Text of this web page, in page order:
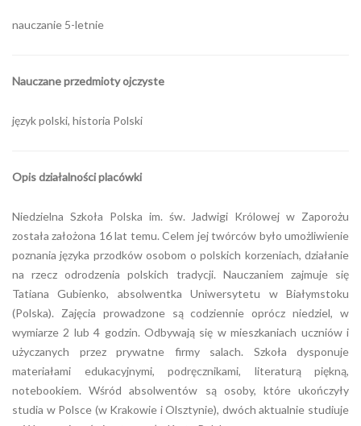
nauczanie 5-letnie
Nauczane przedmioty ojczyste
język polski, historia Polski
Opis działalności placówki
Niedzielna Szkoła Polska im. św. Jadwigi Królowej w Zaporożu
została założona 16 lat temu. Celem jej twórców było umożliwienie
poznania języka przodków osobom o polskich korzeniach, działanie
na rzecz odrodzenia polskich tradycji. Nauczaniem zajmuje się
Tatiana Gubienko, absolwentka Uniwersytetu w Białymstoku
(Polska). Zajęcia prowadzone są codziennie oprócz niedziel, w
wymiarze 2 lub 4 godzin. Odbywają się w mieszkaniach uczniów i
użyczanych przez prywatne firmy salach. Szkoła dysponuje
materiałami edukacyjnymi, podręcznikami, literaturą piękną,
notebookiem. Wśród absolwentów są osoby, które ukończyły
studia w Polsce (w Krakowie i Olsztynie), dwóch aktualnie studiuje